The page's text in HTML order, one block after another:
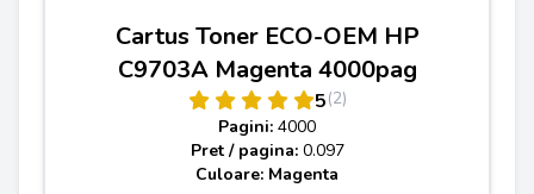
Cartus Toner ECO-OEM HP
C9703A Magenta 4000pag
5(2)
Pagini: 4000
Pret / pagina: 0.097
Culoare: Magenta